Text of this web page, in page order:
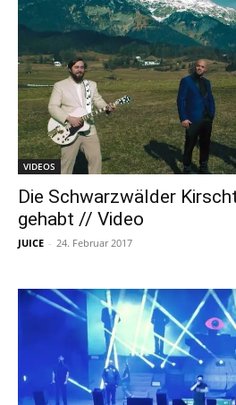
VIDEOS
Die Schwarzwälder
gehabt // Video
JUICE - 24. Februar 2017